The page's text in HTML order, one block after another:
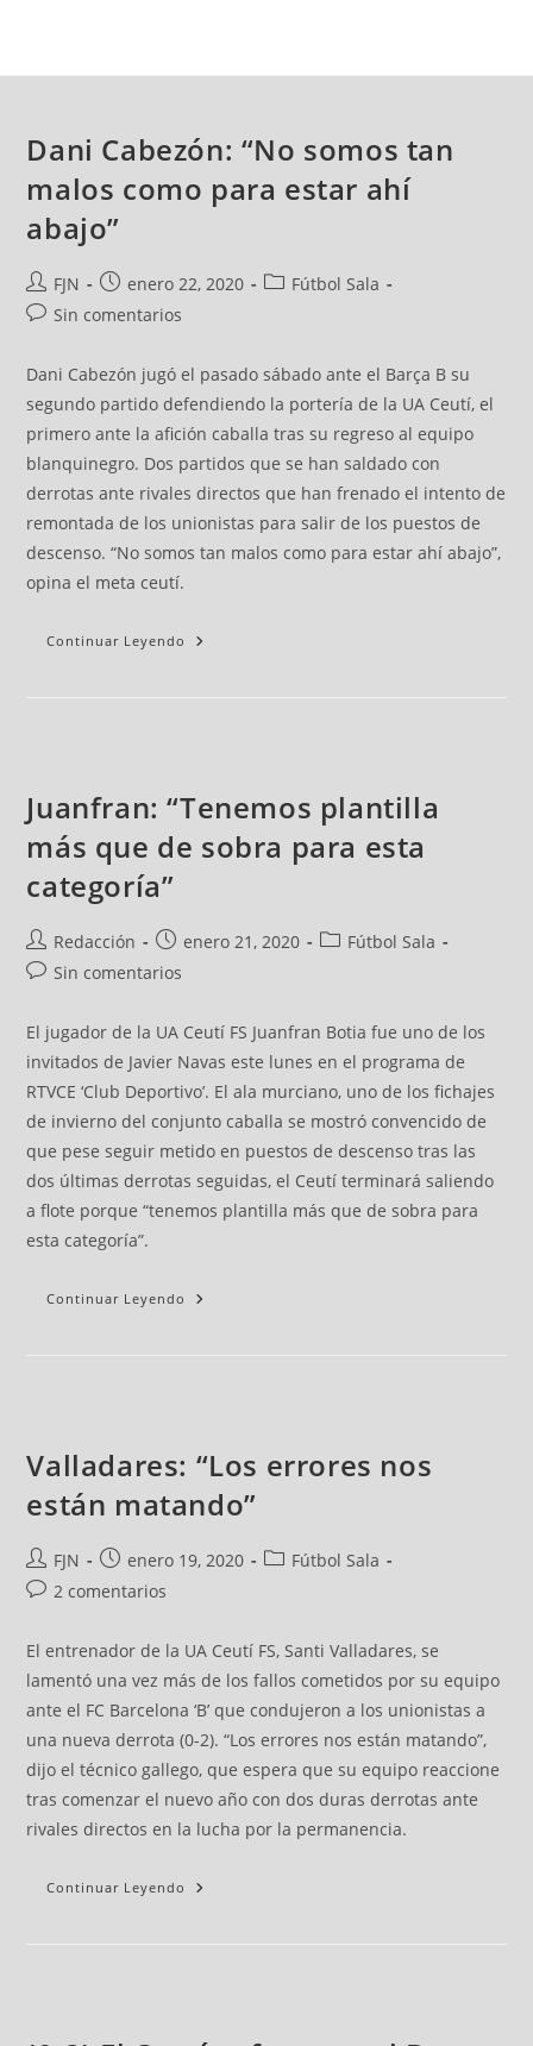
Dani Cabezón: “No somos tan
malos como para estar ahí
abajo”
FJN enero 22, 2020
Fútbol Sala
Sin comentarios
Dani Cabezón jugó el pasado sábado ante el Barça B su
segundo partido defendiendo la portería de la UA Ceutí, el
primero ante la afición caballa tras su regreso al equipo
blanquinegro. Dos partidos que se han saldado con
derrotas ante rivales directos que han frenado el intento de
remontada de los unionistas para salir de los puestos de
descenso. “No somos tan malos como para estar ahí abajo”,
opina el meta ceutí.
Continuar Leyendo
Juanfran: “Tenemos plantilla
más que de sobra para esta
categoría”
Redacción enero 21, 2020
Fútbol Sala
Sin comentarios
El jugador de la UA Ceutí FS Juanfran Botia fue uno de los
invitados de Javier Navas este lunes en el programa de
RTVCE ‘Club Deportivo’. El ala murciano, uno de los fichajes
de invierno del conjunto caballa se mostró convencido de
que pese seguir metido en puestos de descenso tras las
dos últimas derrotas seguidas, el Ceutí terminará saliendo
a flote porque “tenemos plantilla más que de sobra para
esta categoría”.
Continuar Leyendo
Valladares: “Los errores nos
están matando”
FJN enero 19, 2020
Fútbol Sala
2 comentarios
El entrenador de la UA Ceutí FS, Santi Valladares, se
lamentó una vez más de los fallos cometidos por su equipo
ante el FC Barcelona ‘B’ que condujeron a los unionistas a
una nueva derrota (0-2). “Los errores nos están matando”,
dijo el técnico gallego, que espera que su equipo reaccione
tras comenzar el nuevo año con dos duras derrotas ante
rivales directos en la lucha por la permanencia.
Continuar Leyendo